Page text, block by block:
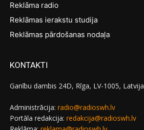
Reklāma radio
Reklāmas ierakstu studija
Reklāmas pārdošanas nodaļa
KONTAKTI
Ganību dambis 24D, Rīga, LV-1005, Latvija
Administrācija: radio@radioswh.lv
Portāla redakcija: redakcija@radioswh.lv